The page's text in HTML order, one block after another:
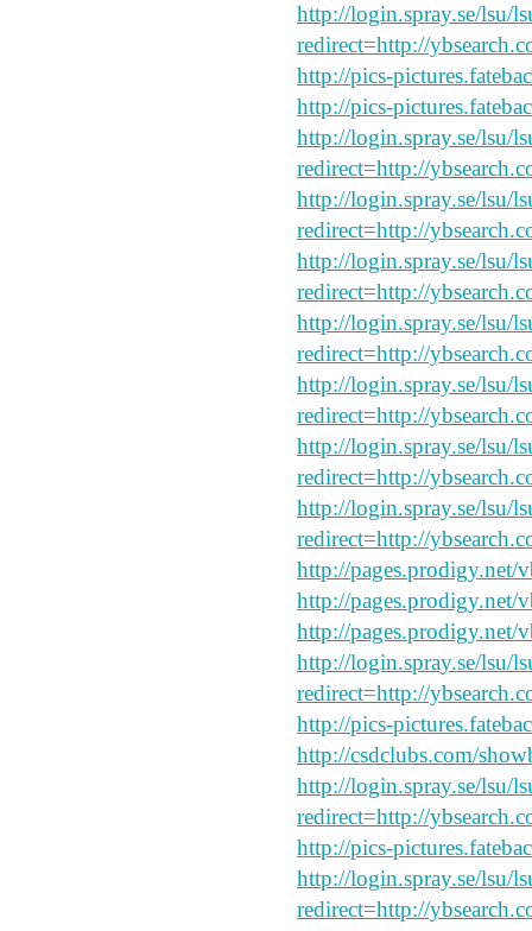
http://login.spray.se/lsu/
redirect=http://
http://pics-
http://pics-
http://login.spray.se/lsu/
redirect=http://
http://login.spray.se/lsu/
redirect=http://
http://login.spray.se/lsu/
redirect=http://
http://login.spray.se/lsu/
redirect=http://
http://login.spray.se/lsu/
redirect=http://
http://login.spray.se/lsu/
redirect=http://
http://login.spray.se/lsu/
redirect=http://
http://pages.prodigy.net/
http://pages.prodigy.net/
http://pages.prodigy.net/
http://login.spray.se/lsu/
redirect=http://
http://pics-
http://csdclubs.com/
http://login.spray.se/lsu/
redirect=http://
http://pics-
http://login.spray.se/lsu/
redirect=http://